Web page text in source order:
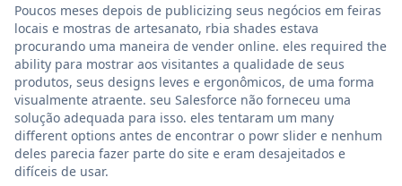
Poucos meses depois de publicizing seus negócios em feiras
locais e mostras de artesanato, rbia shades estava
procurando uma maneira de vender online. eles required the
ability para mostrar aos visitantes a qualidade de seus
produtos, seus designs leves e ergonômicos, de uma forma
visualmente atraente. seu Salesforce não forneceu uma
solução adequada para isso. eles tentaram um many
different options antes de encontrar o powr slider e nenhum
deles parecia fazer parte do site e eram desajeitados e
difíceis de usar.